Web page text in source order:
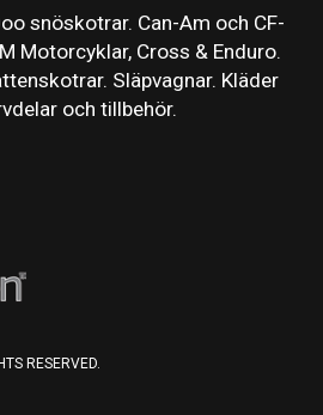
snöskotrar. Can-Am och CF-
Motorcyklar, Cross & Enduro.
Släpvagnar. Kläder
och tillbehör.
RESERVED.